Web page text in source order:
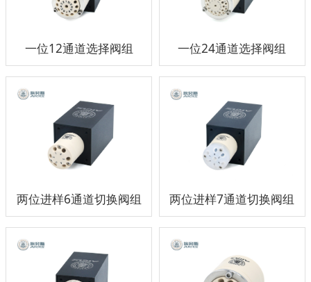
一位12通道选择阀组 一位24通道选择阀组
两位进样6通道切换阀组 两位进样7通道切换阀组